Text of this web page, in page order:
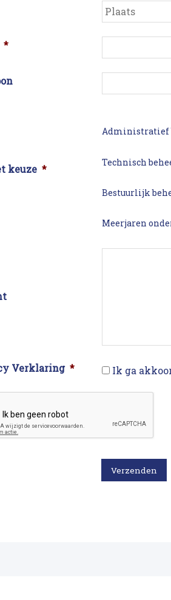
Straat
*
keuze *
Administratief
Technisch
Bestuurlijk
Meerjaren
Verklaring * Ik ga
Verzenden